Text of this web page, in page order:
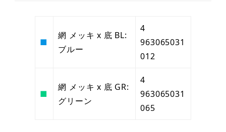
■
網 メッキ x 底 BL:
ブルー
4
963065031
012
■
網 メッキ x 底 GR:
グリーン
4
963065031
065